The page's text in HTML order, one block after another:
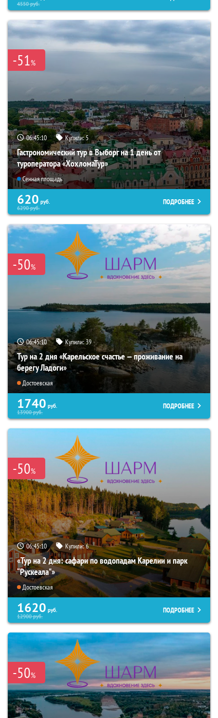
4550руб.
-51%
06:45:09 Купили:5
Гастрономический тур в Выборг на 1 день от
туроператора «ХохломаТур»
Сенная площадь
620 руб.
6290руб.
ПОДРОБНЕЕ
-50%
06:45:09 Купили:39
Тур на 2 дня «Карельское счастье — проживание на
берегу Ладоги»
Достоевская
1740 руб.
13900руб.
ПОДРОБНЕЕ
-50%
06:45:09 Купили:6
«Тур на 2 дня: сафари по водопадам Карелии и парк
“Рускеала"»
Достоевская
1620 руб.
12900руб.
ПОДРОБНЕЕ
-50%